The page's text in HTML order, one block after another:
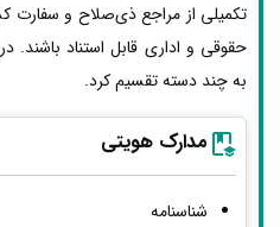
تکمیلی از مراجع ذی‌صلاح و سفارت
حقوقی و اداری قابل استناد
به چند دسته تقسیم کرد.
مدارک هویتی
شناسنامه